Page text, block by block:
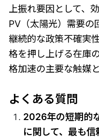
上振れ要因として、
PV（太陽光）需要の
継続的な政策不確実
格を押し上げる在庫
格加速の主要な触媒と
よくある質問
2026年の短期的
に関して、最も